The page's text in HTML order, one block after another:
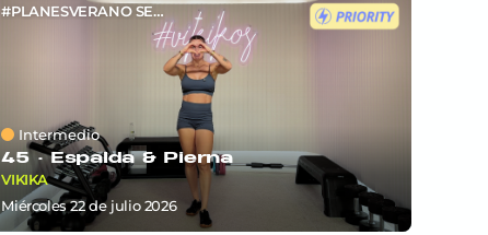
#PLANESVERANO SEM4
Intermedio
45 ·Espalda & Pierna
VIKIKA
miércoles 22de julio 2026